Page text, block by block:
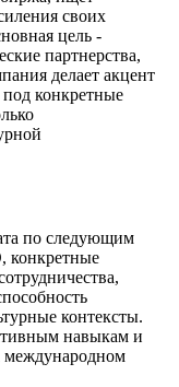
своих
цель -
партнерства,
делает акцент
конкретные
по следующим
конкретные
контексты.
навыкам и
международном